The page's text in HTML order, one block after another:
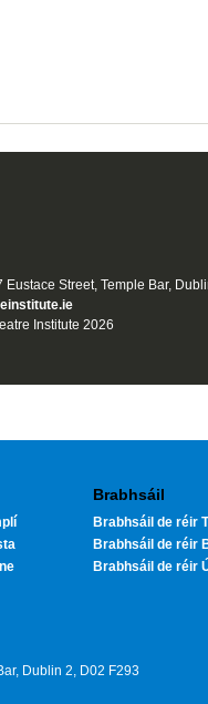
Eustace Street, Temple Bar,
Institute 2026
Brabhsáil
Brabhsáil de réir
Brabhsáil de réir
Brabhsáil de réir
Dublin 2, D02 F293